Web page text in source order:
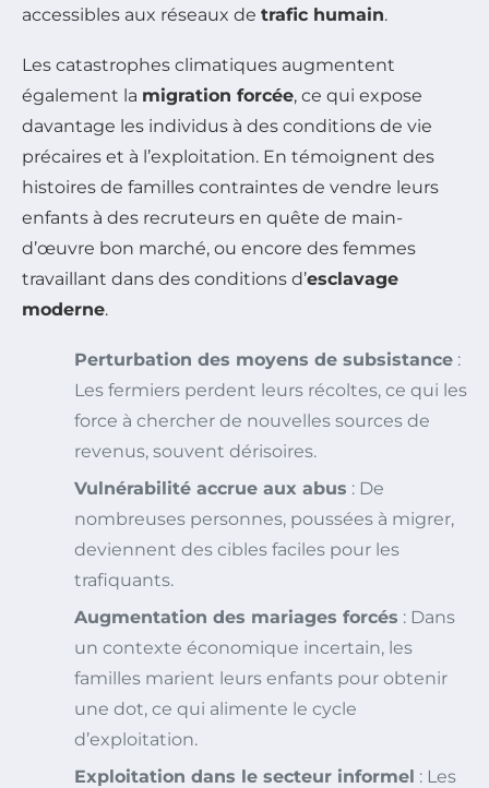
accessibles aux réseaux de trafic humain.
Les catastrophes climatiques augmentent
également la migration forcée, ce qui expose
davantage les individus à des conditions de vie
précaires et à l’exploitation. En témoignent des
histoires de familles contraintes de vendre leurs
enfants à des recruteurs en quête de main-
d’œuvre bon marché, ou encore des femmes
travaillant dans des conditions d’esclavage
moderne.
Perturbation des moyens de subsistance :
Les fermiers perdent leurs récoltes, ce qui les
force à chercher de nouvelles sources de
revenus, souvent dérisoires.
Vulnérabilité accrue aux abus : De
nombreuses personnes, poussées à migrer,
deviennent des cibles faciles pour les
trafiquants.
Augmentation des mariages forcés : Dans
un contexte économique incertain, les
familles marient leurs enfants pour obtenir
une dot, ce qui alimente le cycle
d’exploitation.
Exploitation dans le secteur informel : Les